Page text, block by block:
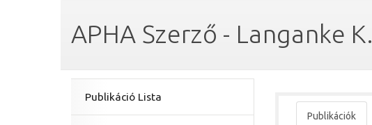
APHA Szerző - Langanke K.
Publikáció Lista
Publikációk